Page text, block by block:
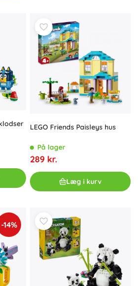
LEGO Friends Paisleys hus
På lager
289 kr.
Læg i kurv
-14%